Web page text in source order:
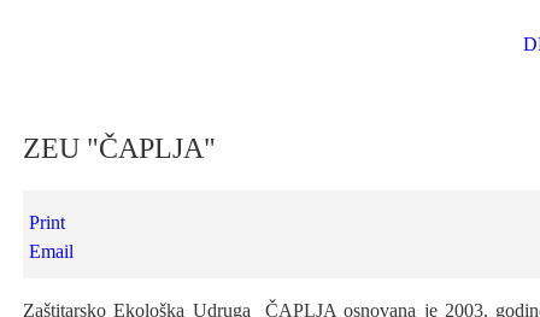
ZEU "ČAPLJA"
Print
Email
Zaštitarsko Ekološka Udruga ČAPLJA osnovana je 2003.